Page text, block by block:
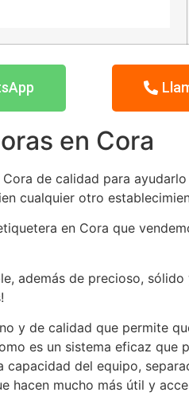
en Cora
de calidad para
cualquier otro
en Cora que
además de precioso,
y de calidad que permite
es un sistema eficaz que
del equipo,
hacen mucho más útil y